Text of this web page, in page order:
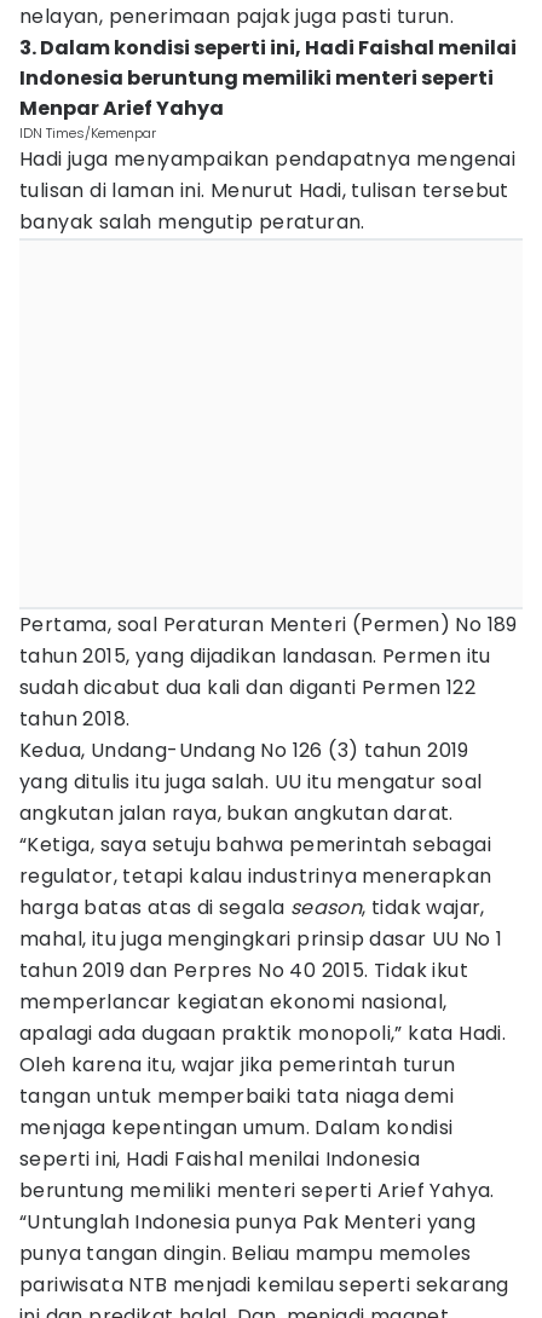
nelayan, penerimaan pajak juga pasti turun.
3. Dalam kondisi seperti ini, Hadi Faishal menilai
Indonesia beruntung memiliki menteri seperti
Menpar Arief Yahya
IDN Times/Kemenpar
Hadi juga menyampaikan pendapatnya mengenai
tulisan di laman ini. Menurut Hadi, tulisan tersebut
banyak salah mengutip peraturan.
Pertama, soal Peraturan Menteri (Permen) No 189
tahun 2015, yang dijadikan landasan. Permen itu
sudah dicabut dua kali dan diganti Permen 122
tahun 2018.
Kedua, Undang-Undang No 126 (3) tahun 2019
yang ditulis itu juga salah. UU itu mengatur soal
angkutan jalan raya, bukan angkutan darat.
“Ketiga, saya setuju bahwa pemerintah sebagai
regulator, tetapi kalau industrinya menerapkan
harga batas atas di segala season, tidak wajar,
mahal, itu juga mengingkari prinsip dasar UU No 1
tahun 2019 dan Perpres No 40 2015. Tidak ikut
memperlancar kegiatan ekonomi nasional,
apalagi ada dugaan praktik monopoli,” kata Hadi.
Oleh karena itu, wajar jika pemerintah turun
tangan untuk memperbaiki tata niaga demi
menjaga kepentingan umum. Dalam kondisi
seperti ini, Hadi Faishal menilai Indonesia
beruntung memiliki menteri seperti Arief Yahya.
“Untunglah Indonesia punya Pak Menteri yang
punya tangan dingin. Beliau mampu memoles
pariwisata NTB menjadi kemilau seperti sekarang